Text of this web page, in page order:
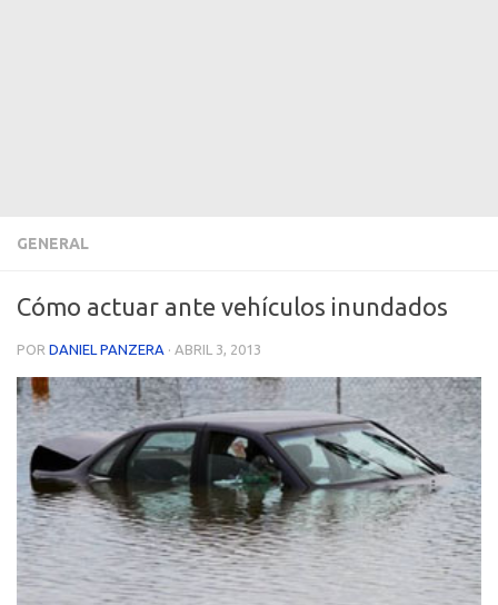
GENERAL
Cómo actuar ante vehículos inundados
POR DANIEL PANZERA · ABRIL 3, 2013